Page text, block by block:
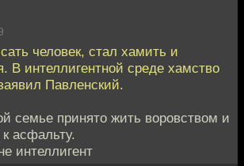
человек, стал хамить и
В интеллигентной среде хамство
Павленский.
семье принято жить воровством и
асфальту.
интеллигент